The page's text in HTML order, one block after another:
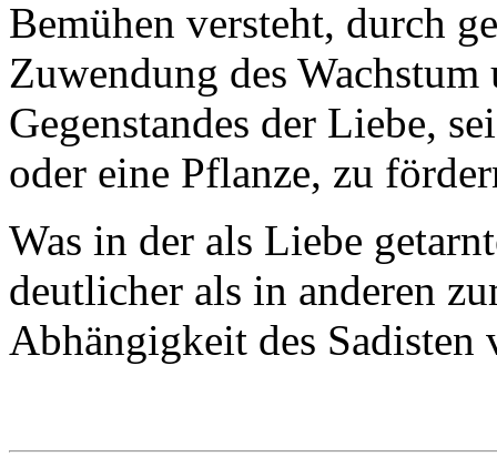
Bemühen versteht, durch
Zuwendung des
Gegenstandes der Liebe,
oder eine Pflanze, zu
Was in der als Liebe
deutlicher als in anderen
Abhängigkeit des Sadisten